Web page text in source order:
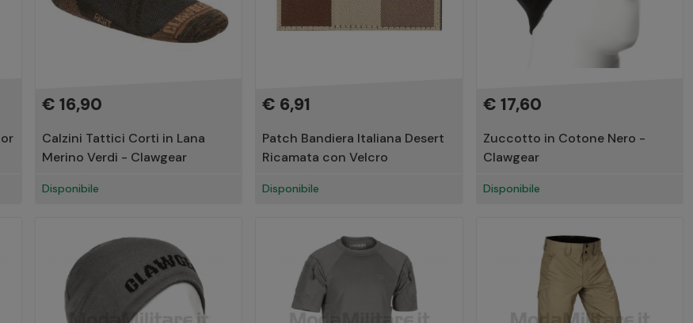
€ 16,90
Calzini Tattici Corti in Lana
Merino Verdi - Clawgear
Disponibile
€ 6,91
Patch Bandiera Italiana Desert
Ricamata con Velcro
Disponibile
€ 17,60
Zuccotto in Cotone Nero -
Clawgear
Disponibile